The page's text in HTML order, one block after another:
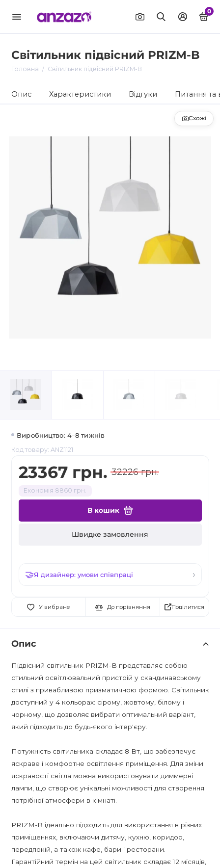
0
Світильник підвісний PRIZM-B
Головна Світильник підвісний PRIZM-B
Опис Характеристики Відгуки Питання та
Схожі
Виробництво: 4–8 тижнів
Код товару: ANZ1121
23367 грн. 32226 грн.
Економія 8860 грн.
В кошик
Швидке замовлення
Я дизайнер: умови співпраці
У вибране До порівняння Поділитися
Опис
Підвісний світильник PRIZM-B представляє собою
стильний освітлювальний пристрій у скандинавському
стилі з привабливою призматичною формою. Світильник
доступний у 4 кольорах: сірому, жовтому, білому і
чорному, що дозволяє вибрати оптимальний варіант,
який підходить до будь-якого інтер'єру.
Потужність світильника складає 8 Вт, що забезпечує
яскраве і комфортне освітлення приміщення. Для зміни
яскравості світла можна використовувати диммерні
лампи, що створює унікальні можливості для створення
потрібної атмосфери в кімнаті.
PRIZM-B ідеально підходить для використання в різних
приміщеннях, включаючи дитячу, кухню, коридор,
передпокій, а також кафе, бари і ресторани.
Гарантійний термін на цей світильник складає 12 місяців,